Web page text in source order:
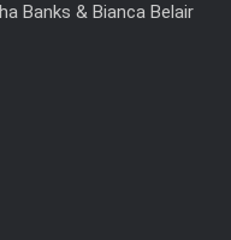
Banks & Bianca Belair